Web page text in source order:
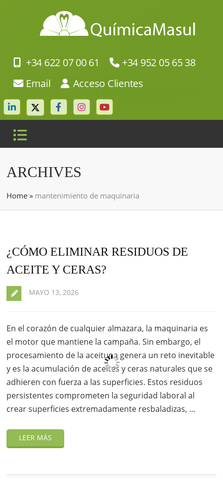
+34 622 07 00 61
+34 952 05 65 38
Email
Acceso Clientes
ARCHIVES
Home » mantenimiento de maquinaria
¿CÓMO ELIMINAR RESIDUOS DE
ACEITE Y CERAS?
MAYO 13, 2026
En el corazón de cualquier almazara, la maquinaria es
el motor que mantiene la campaña. Sin embargo, el
procesamiento de la aceituna genera un reto inevitable
y es la acumulación de aceites y ceras naturales que se
adhieren con fuerza a las superficies. Estos residuos
persistentes comprometen la seguridad laboral al
crear superficies extremadamente resbaladizas, ...